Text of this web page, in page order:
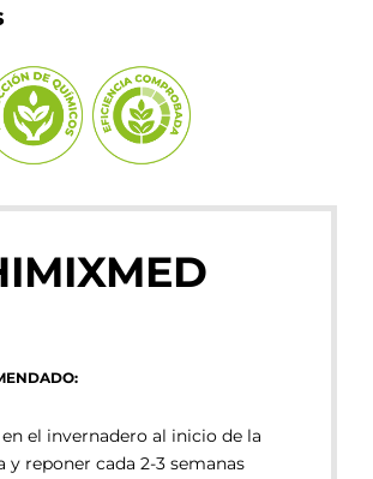
el invernadero al inicio de la
y reponer cada 2-3 semanas